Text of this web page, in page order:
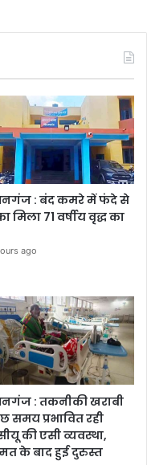
: बंद कमरे में फंदे से
मिला 71 वर्षीय वृद्ध का
ago
: तकनीकी खराबी
समय प्रभावित रही
की एसी व्यवस्था,
के बाद हुई दुरुस्त